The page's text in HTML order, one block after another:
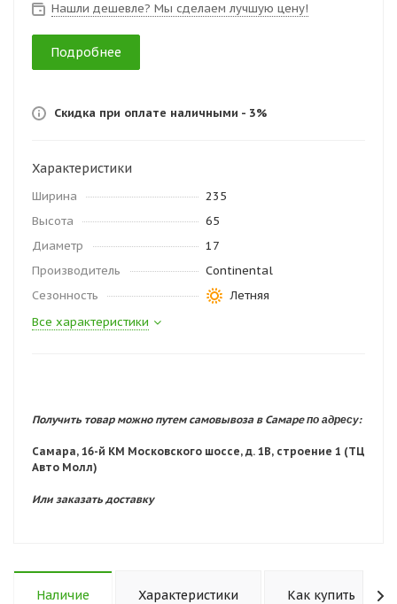
Нашли дешевле? Мы сделаем лучшую цену!
Подробнее
Скидка при оплате наличными - 3%
Характеристики
Ширина
235
Высота
65
Диаметр
17
Производитель
Continental
Сезонность
Летняя
Все характеристики
Получить товар можно путем самовывоза в Самарепо адресу:
Самара, 16-й КМ Московского шоссе, д. 1В, строение 1 (ТЦ
Авто Молл)
Или заказать доставку
Наличие Характеристики Как купить